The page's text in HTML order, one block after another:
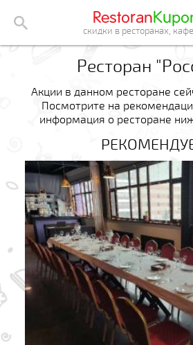
Restoran
скидки в ресторанах,
Ресторан
Акции в данном ресторане
Посмотрите на
информация о ресторане